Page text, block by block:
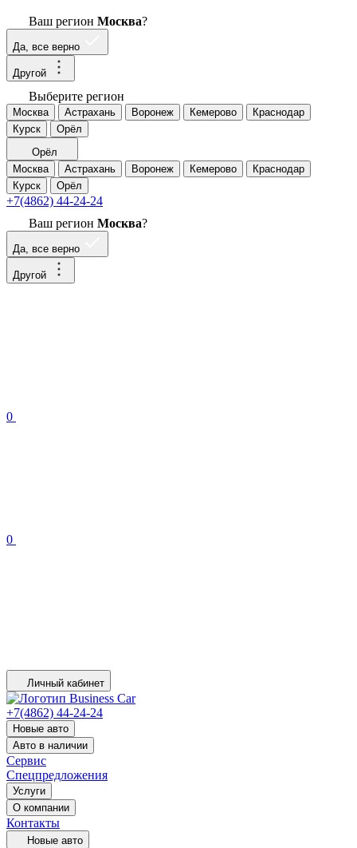
Ваш регион Москва?
Да, все верно
Другой
Выберите регион
Москва Астрахань Воронеж Кемерово
Краснодар
Курск
Орёл
Орёл
Москва
Астрахань Воронеж Кемерово
Краснодар
Курск
Орёл
+7(4862) 44-24-24
Ваш регион Москва?
Да, все верно
Другой
0
0
Личный кабинет
+7(4862) 44-24-24
Новые авто
Авто в наличии
Сервис
Спецпредложения
Услуги
О компании
Контакты
Новые авто